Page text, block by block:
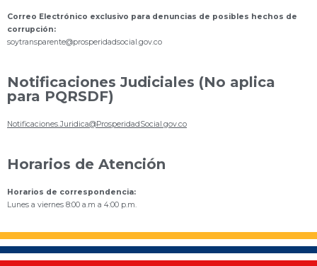
Correo Electrónico exclusivo para denuncias de posibles hechos de
corrupción:
soytransparente@prosperidadsocial.gov.co
Notificaciones Judiciales (No aplica
para PQRSDF)
Notificaciones.Juridica@ProsperidadSocial.gov.co
Horarios de Atención
Horarios de correspondencia:
Lunes a viernes 8:00 a.m a 4:00 p.m.